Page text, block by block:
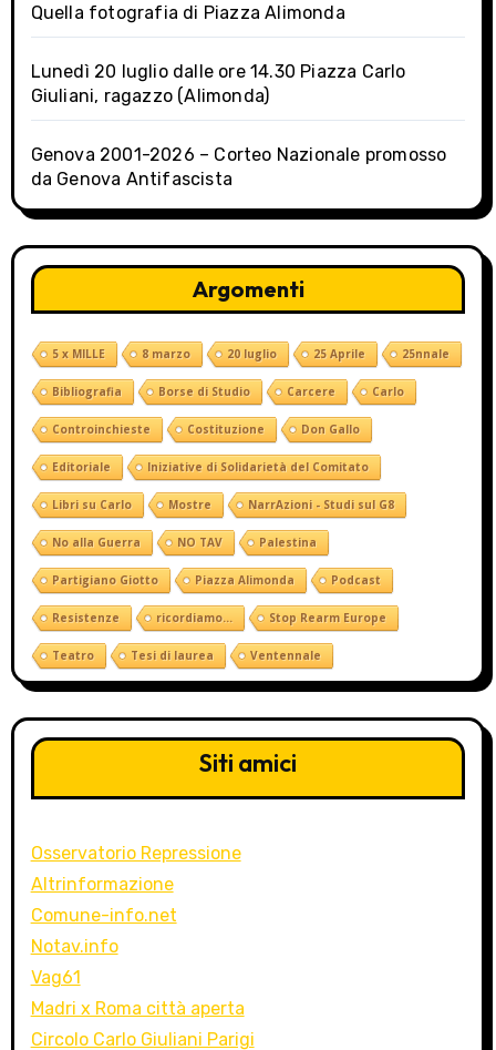
Quella fotografia di Piazza Alimonda
Lunedì 20 luglio dalle ore 14.30 Piazza Carlo
Giuliani, ragazzo (Alimonda)
Genova 2001-2026 – Corteo Nazionale promosso
da Genova Antifascista
Argomenti
5 x MILLE 8 marzo 20 luglio 25 Aprile 25nnale
Bibliografia Borse di Studio Carcere Carlo
Controinchieste Costituzione Don Gallo
Editoriale Iniziative di Solidarietà del Comitato
Libri su Carlo Mostre NarrAzioni - Studi sul G8
No alla Guerra NO TAV Palestina
Partigiano Giotto Piazza Alimonda Podcast
Resistenze ricordiamo... Stop Rearm Europe
Teatro Tesi di laurea Ventennale
Siti amici
Osservatorio Repressione
Altrinformazione
Comune-info.net
Notav.info
Vag61
Madri x Roma città aperta
Circolo Carlo Giuliani Parigi